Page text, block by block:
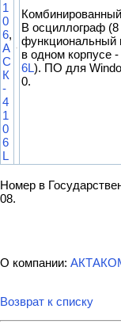
1
0
6,
А
С
К
-
4
1
0
6
L
B осциллограф
функциональный
в одном корпусе
6L). ПО для
0.
Номер в
08.
О компании:
Возврат к списку